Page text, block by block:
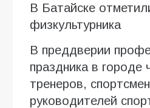
В Батайске
физкультурника
В преддверии
праздника в городе
тренеров,
руководителей